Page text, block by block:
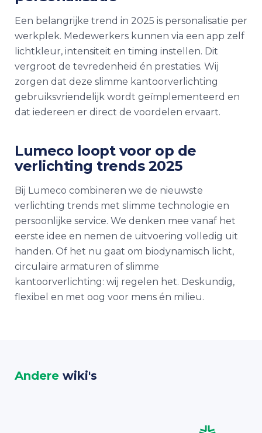
Een belangrijke trend in 2025 is personalisatie per
werkplek. Medewerkers kunnen via een app zelf
lichtkleur, intensiteit en timing instellen. Dit
vergroot de tevredenheid én prestaties. Wij
zorgen dat deze slimme kantoorverlichting
gebruiksvriendelijk wordt geïmplementeerd en
dat iedereen er direct de voordelen ervaart.
Lumeco loopt voor op de
verlichting trends 2025
Bij Lumeco combineren we de nieuwste
verlichting trends met slimme technologie en
persoonlijke service. We denken mee vanaf het
eerste idee en nemen de uitvoering volledig uit
handen. Of het nu gaat om biodynamisch licht,
circulaire armaturen of slimme
kantoorverlichting: wij regelen het. Deskundig,
flexibel en met oog voor mens én milieu.
Andere wiki's